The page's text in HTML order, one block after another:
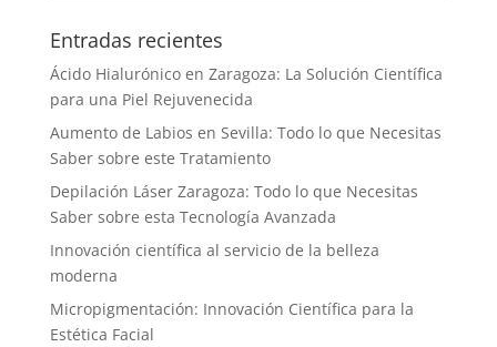
Entradas recientes
Ácido Hialurónico en Zaragoza: La Solución Científica
para una Piel Rejuvenecida
Aumento de Labios en Sevilla: Todo lo que Necesitas
Saber sobre este Tratamiento
Depilación Láser Zaragoza: Todo lo que Necesitas
Saber sobre esta Tecnología Avanzada
Innovación científica al servicio de la belleza
moderna
Micropigmentación: Innovación Científica para la
Estética Facial